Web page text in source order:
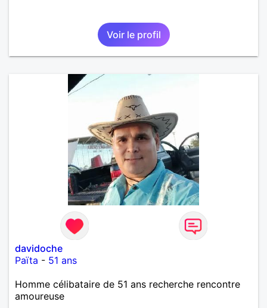
Voir le profil
davidoche
Païta - 51 ans
Homme célibataire de 51 ans recherche rencontre
amoureuse